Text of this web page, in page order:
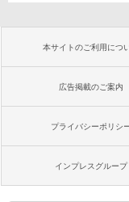
本サイトのご利用につ
広告掲載のご案内
プライバシーポリシ
インプレスグループ